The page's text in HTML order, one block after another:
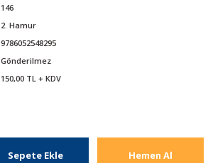
146
2. Hamur
9786052548295
Gönderilmez
150,00 TL + KDV
Sepete Ekle Hemen Al